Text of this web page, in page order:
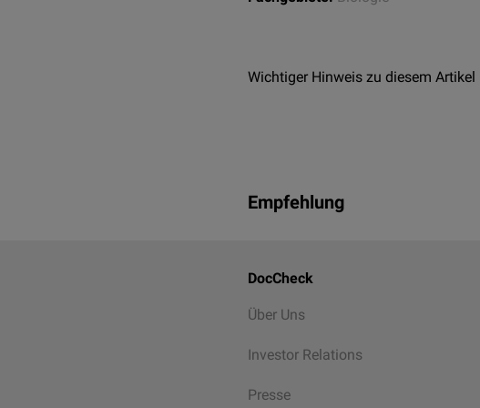
Wichtiger Hinweis zu diesem Artikel
Empfehlung
DocCheck
Über Uns
Investor Relations
Presse